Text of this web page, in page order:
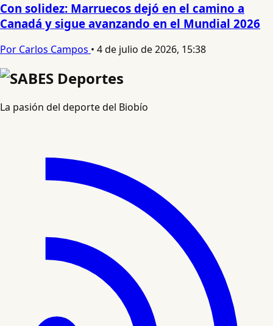
Con solidez: Marruecos dejó en el camino a
Canadá y sigue avanzando en el Mundial 2026
Por Carlos Campos • 4 de julio de 2026, 15:38
La pasión del deporte del Biobío